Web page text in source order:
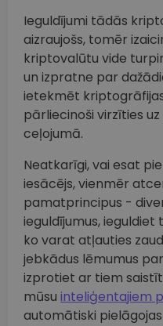
Ieguldījumi tādās
aizraujošs, tomēr
kriptovalūtu vide
un izpratne par
ietekmēt
pārliecinoši virzīties
ceļojumā.
Neatkarīgi, vai esat
iesācējs, vienmēr
pamatprincipus -
ieguldījumus, ieguldiet
ko varat atļauties
jebkādus lēmumus
izprotiet ar tiem
mūsu inteliģentajiem
automātiski